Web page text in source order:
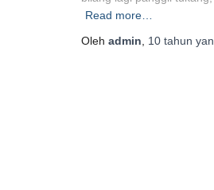
Read more…
Oleh admin 10 tahun